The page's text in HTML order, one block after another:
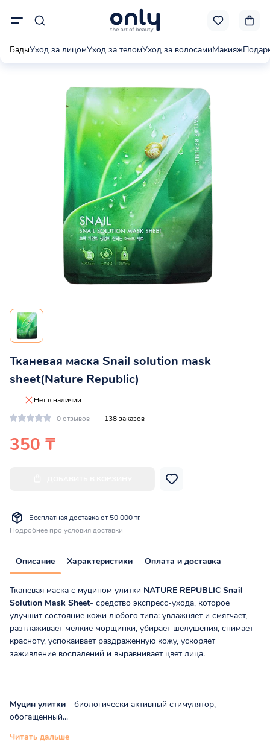
БадыУход за лицомУход за теломУход за волосамиМакияж
Тканевая маска Snail solution mask
sheet(Nature Republic)
Нет в наличии
0 отзывов
138 заказов
350 ₸
Бесплатная доставка от 50 000 тг.
Подробнее про условия доставки
Описание Характеристики Оплата и доставка
Тканевая маска с муцином улитки NATURE REPUBLIC Snail
Solution Mask Sheet- средство экспресс-ухода, которое
улучшит состояние кожи любого типа: увлажняет и смягчает,
разглаживает мелкие морщинки, убирает шелушения, снимает
красноту, успокаивает раздраженную кожу, ускоряет
заживление воспалений и выравнивает цвет лица.
Муцин улитки - биологически активный стимулятор,
обогащенный...
Читать дальше